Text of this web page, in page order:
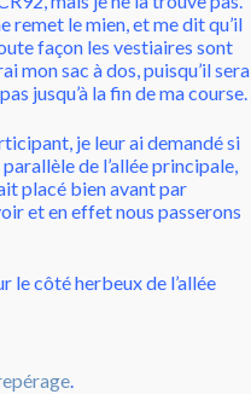
remet le mien, et me dit qu’il
façon les vestiaires sont
mon sac à dos, puisqu’il sera
jusqu’à la fin de ma course.
je leur ai demandé si
de l’allée principale,
placé bien avant par
et en effet nous passerons
le côté herbeux de l’allée
.